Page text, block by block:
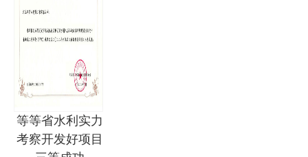
等等省水利实力
考察开发好项目